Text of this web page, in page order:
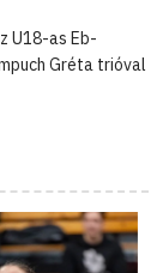
U18-as Eb-
Gréta trióval